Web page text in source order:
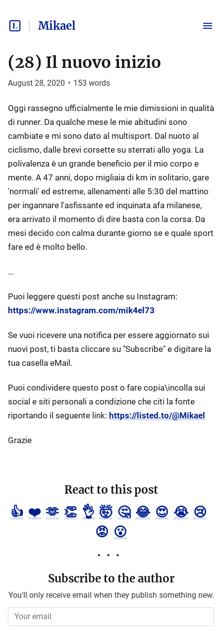
Mikael
(28) Il nuovo inizio
August 28, 2020 • 153 words
Oggi rassegno ufficialmente le mie dimissioni in qualità
di runner. Da qualche mese le mie abitudini sono
cambiate e mi sono dato al multisport. Dal nuoto al
ciclismo, dalle brevi corsette su sterrati allo yoga. La
polivalenza è un grande beneficio per il mio corpo e
mente. A 47 anni, dopo migliaia di km in solitario, gare
'normali' ed estreme, allenamenti alle 5:30 del mattino
per ingannare l'asfissante ed inquinata afa milanese,
era arrivato il momento di dire basta con la corsa. Da
mesi decido con calma durante giorno se e quale sport
fare ed è molto bello.
...
Puoi leggere questi post anche su Instagram:
https://www.instagram.com/mik4el73
Se vuoi ricevere una notifica per essere aggiornato sui
nuovi post, ti basta cliccare su "Subscribe" e digitare la
tua casella eMail.
Puoi condividere questo post o fare copia\incolla sui
social e siti personali a condizione che citi la fonte
riportando il seguente link: https://listed.to/@Mikael
Grazie
React to this post
👍 ❤️ 🫶 👏 👌 🤯 🤔 😂 😍 😭 😢
😡 😮
Subscribe to the author
You'll only receive email when they publish something new.